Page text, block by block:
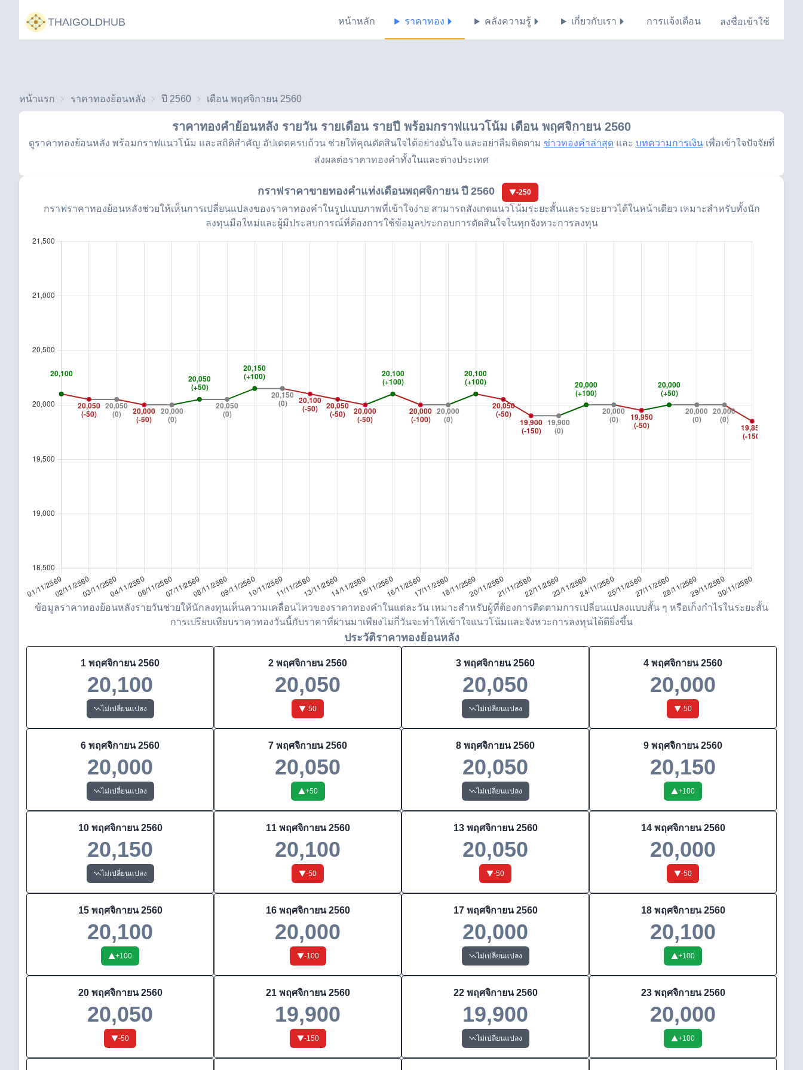
THAIGOLDHUB หน้าหลัก ราคาทอง คลังความรู้ เกี่ยวกับเรา การแจ้งเตือน ลงชื่อเข้าใช้
หน้าแรก ราคาทองย้อนหลัง ปี 2560 เดือน พฤศจิกายน 2560
ราคาทองคำย้อนหลัง รายวัน รายเดือน รายปี พร้อมกราฟแนวโน้ม เดือน พฤศจิกายน 2560
ดูราคาทองย้อนหลัง พร้อมกราฟแนวโน้ม และสถิติสำคัญ อัปเดตครบถ้วน ช่วยให้คุณตัดสินใจได้อย่างมั่นใจ และอย่าลืมติดตาม ข่าวทองคำล่าสุด และ บทความการเงิน เพื่อเข้าใจปัจจัยที่
ส่งผลต่อราคาทองคำทั้งในและต่างประเทศ
กราฟราคาขายทองคำแท่งเดือนพฤศจิกายน ปี 2560 -250
กราฟราคาทองย้อนหลังช่วยให้เห็นการเปลี่ยนแปลงของราคาทองคำในรูปแบบภาพที่เข้าใจง่าย สามารถสังเกตแนวโน้มระยะสั้นและระยะยาวได้ในหน้าเดียว เหมาะสำหรับทั้งนัก
ลงทุนมือใหม่และผู้มีประสบการณ์ที่ต้องการใช้ข้อมูลประกอบการตัดสินใจในทุกจังหวะการลงทุน
ข้อมูลราคาทองย้อนหลังรายวันช่วยให้นักลงทุนเห็นความเคลื่อนไหวของราคาทองคำในแต่ละวัน เหมาะสำหรับผู้ที่ต้องการติดตามการเปลี่ยนแปลงแบบสั้น ๆ หรือเก็งกำไรในระยะสั้น
การเปรียบเทียบราคาทองวันนี้กับราคาที่ผ่านมาเพียงไม่กี่วันจะทำให้เข้าใจแนวโน้มและจังหวะการลงทุนได้ดียิ่งขึ้น
ประวัติราคาทองย้อนหลัง
1 พฤศจิกายน 2560
20,100
ไม่เปลี่ยนแปลง
2 พฤศจิกายน 2560
20,050
-50
3 พฤศจิกายน 2560
20,050
ไม่เปลี่ยนแปลง
4 พฤศจิกายน 2560
20,000
-50
6 พฤศจิกายน 2560
20,000
ไม่เปลี่ยนแปลง
7 พฤศจิกายน 2560
20,050
+50
8 พฤศจิกายน 2560
20,050
ไม่เปลี่ยนแปลง
9 พฤศจิกายน 2560
20,150
+100
10 พฤศจิกายน 2560
20,150
ไม่เปลี่ยนแปลง
11 พฤศจิกายน 2560
20,100
-50
13 พฤศจิกายน 2560
20,050
-50
14 พฤศจิกายน 2560
20,000
-50
15 พฤศจิกายน 2560
20,100
+100
16 พฤศจิกายน 2560
20,000
-100
17 พฤศจิกายน 2560
20,000
ไม่เปลี่ยนแปลง
18 พฤศจิกายน 2560
20,100
+100
20 พฤศจิกายน 2560
20,050
-50
21 พฤศจิกายน 2560
19,900
-150
22 พฤศจิกายน 2560
19,900
ไม่เปลี่ยนแปลง
23 พฤศจิกายน 2560
20,000
+100